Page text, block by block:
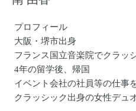
プロフィール
大阪・堺市出身
フランス国立音楽院でクラッ
4年の留学後、帰国
イベント会社の社員等の仕事
クラッシック出身の女性デュ